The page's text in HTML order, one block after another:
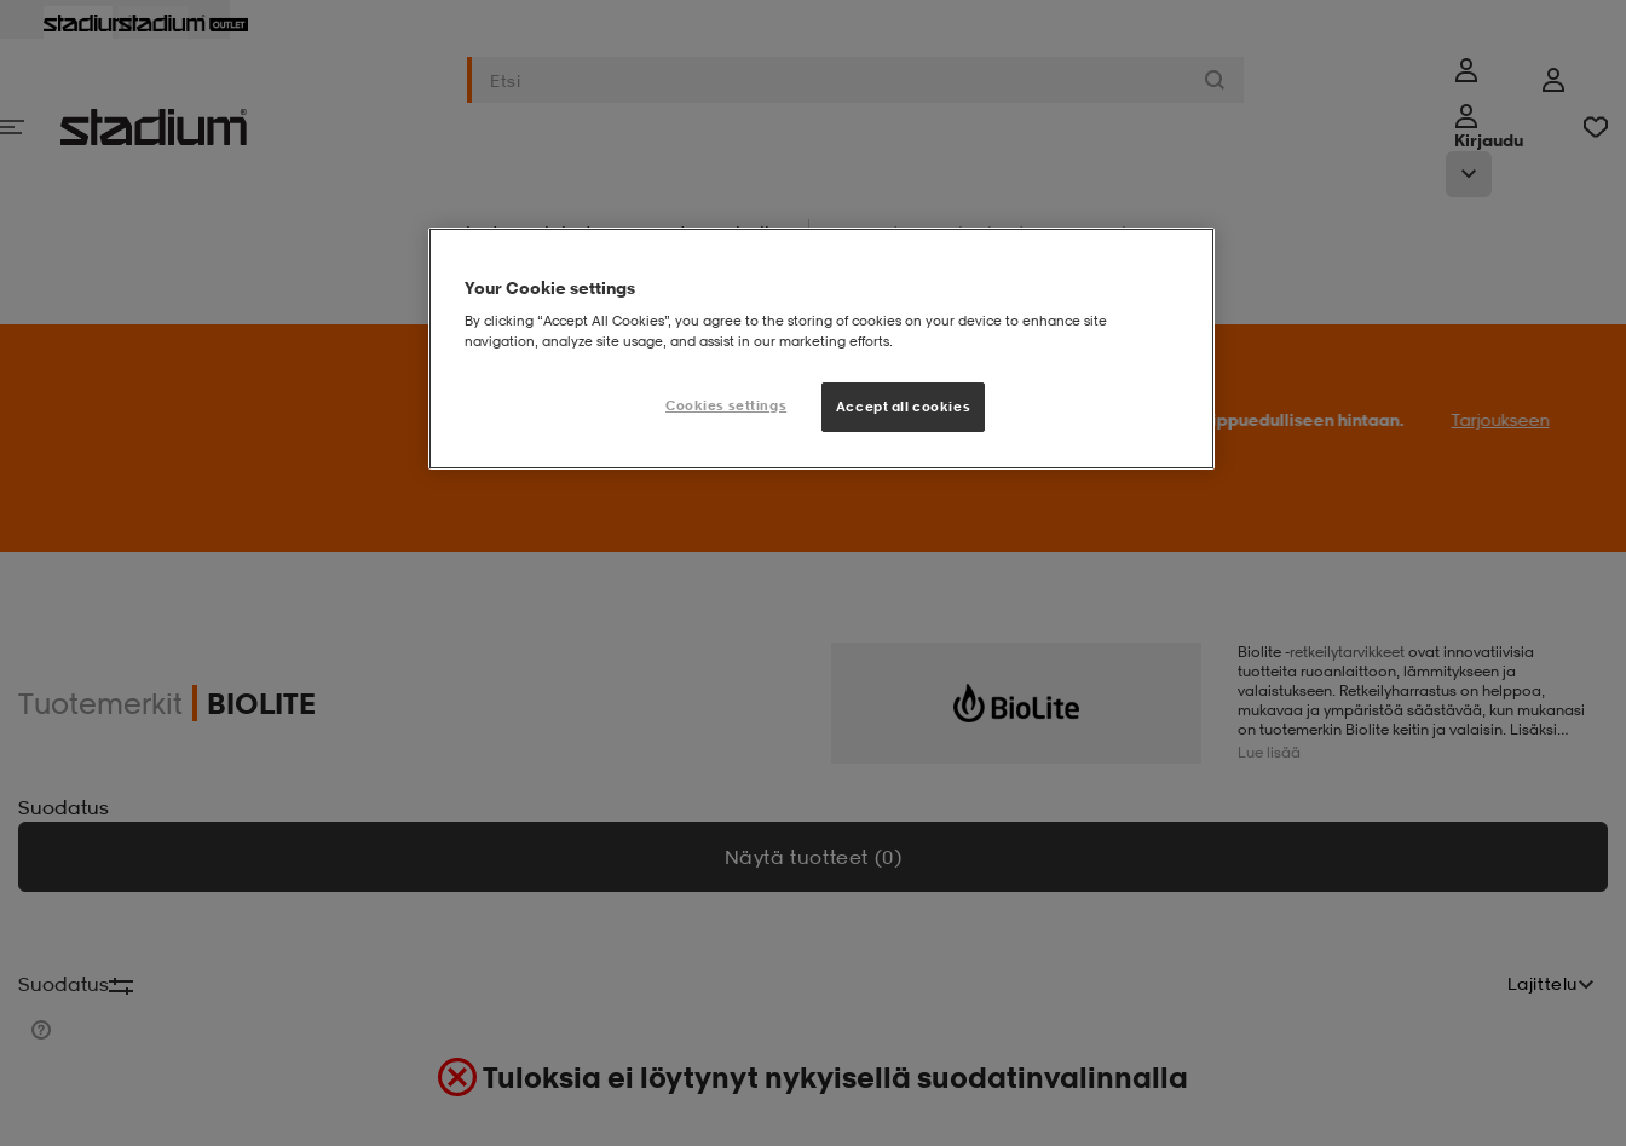
Kirjaudu
Naiset Miehet Lapset Urheilu Seurat Tarjoukset Myymälämme
Superdeals – Löydä valikoidut suosikit huippuedulliseen hintaan.
Tuotemerkit BIOLITE
Biolite -retkeilytarvikkeet ovat innovatiivisia
tuotteita ruoanlaittoon, lämmitykseen ja
valaistukseen. Retkeilyharrastus on helppoa,
mukavaa ja ympäristöä säästävää, kun mukanasi
on tuotemerkin Biolite keitin ja valaisin. Lisäksi
Bioliten Parallell Innovation -liiketoimintamalli
Lue lisää
Suodatus
Näytä tuotteet (0)
Suodatus Lajittelu
Tuloksia ei löytynyt nykyisellä suodatinvalinnalla
Your Cookie settings
By clicking “Accept All Cookies”, you agree to the storing of cookies on your device to enhance site
navigation, analyze site usage, and assist in our marketing efforts.
Cookies settings Accept all cookies